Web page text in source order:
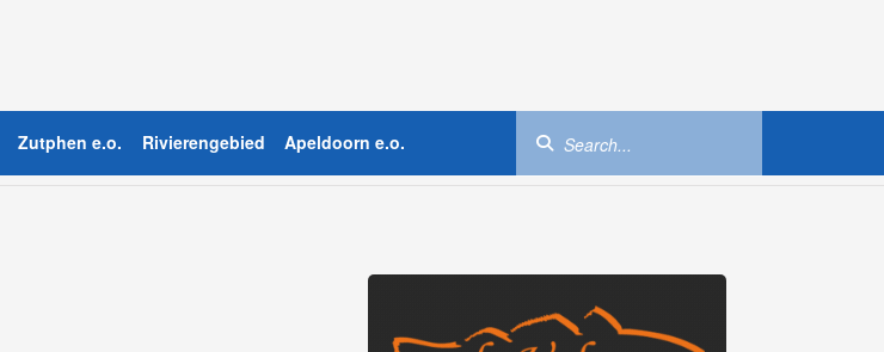
Zutphen e.o. Rivierengebied Apeldoorn e.o.